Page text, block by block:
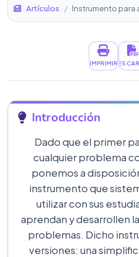
Artículos / Instrumento para
IMPRIMIR
Introducción
Dado que el primer
cualquier problema
ponemos a
instrumento que
utilizar con sus
aprendan y desarrollen
problemas. Dicho
versiones: una